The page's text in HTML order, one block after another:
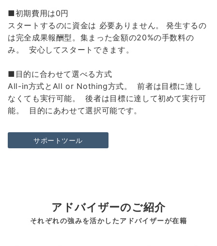
■初期費用は0円
スタートするのに資金は 必要ありません。 発生するの
は完全成果報酬型。集まった金額の20%の手数料の
み。 安心してスタートできます。
■目的に合わせて選べる方式
All-in方式とAll or Nothing方式。 前者は目標に達し
なくても実行可能。 後者は目標に達して初めて実行可
能。 目的にあわせて選択可能です。
サポートツール
アドバイザーのご紹介
それぞれの強みを活かしたアドバイザーが在籍